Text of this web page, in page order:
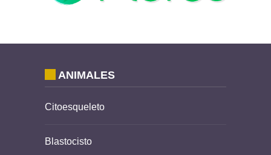
ANIMALES
Citoesqueleto
Blastocisto